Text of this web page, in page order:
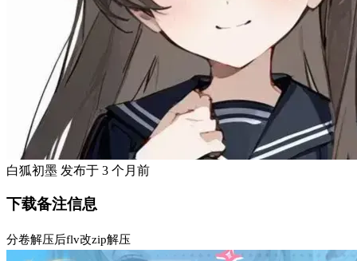
白狐初墨 发布于 3 个月前
下载备注信息
分卷解压后flv改zip解压